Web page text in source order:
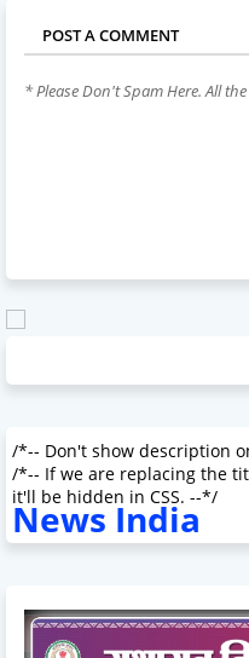
POST A COMMENT
* Please Don't Spam Here. All
/*-- Don't show description
/*-- If we are replacing the
it'll be hidden in CSS. --*/
News India